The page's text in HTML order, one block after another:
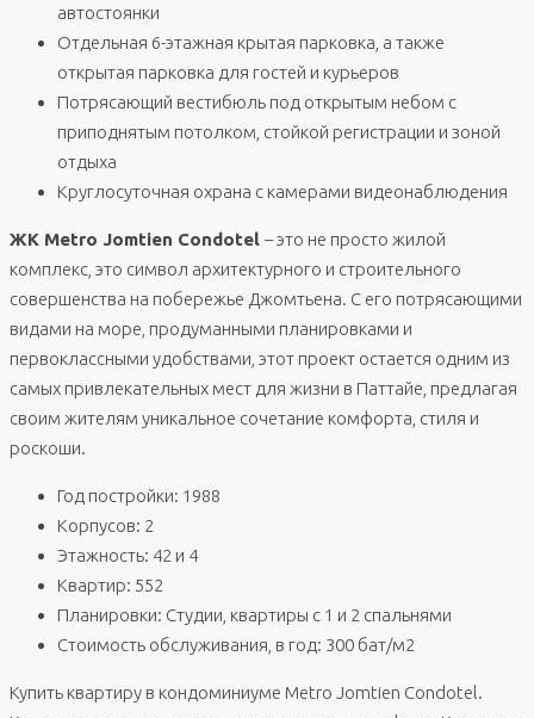
автостоянки
Отдельная 6-этажная крытая парковка, а также
открытая парковка для гостей и курьеров
Потрясающий вестибюль под открытым небом с
приподнятым потолком, стойкой регистрации и зоной
отдыха
Круглосуточная охрана с камерами видеонаблюдения
ЖК Metro Jomtien Condotel – это не просто жилой
комплекс, это символ архитектурного и строительного
совершенства на побережье Джомтьена. С его потрясающими
видами на море, продуманными планировками и
первоклассными удобствами, этот проект остается одним из
самых привлекательных мест для жизни в Паттайе, предлагая
своим жителям уникальное сочетание комфорта, стиля и
роскоши.
Год постройки: 1988
Корпусов: 2
Этажность: 42 и 4
Квартир: 552
Планировки: Студии, квартиры с 1 и 2 спальнями
Стоимость обслуживания, в год: 300 бат/м2
Купить квартиру в кондоминиуме Metro Jomtien Condotel.